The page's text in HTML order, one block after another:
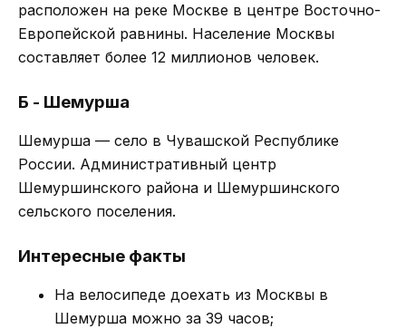
расположен на реке Москве в центре Восточно-
Европейской равнины. Население Москвы
составляет более 12 миллионов человек.
Б - Шемурша
Шемурша — село в Чувашской Республике
России. Административный центр
Шемуршинского района и Шемуршинского
сельского поселения.
Интересные факты
На велосипеде доехать из Москвы в
Шемурша можно за 39 часов;